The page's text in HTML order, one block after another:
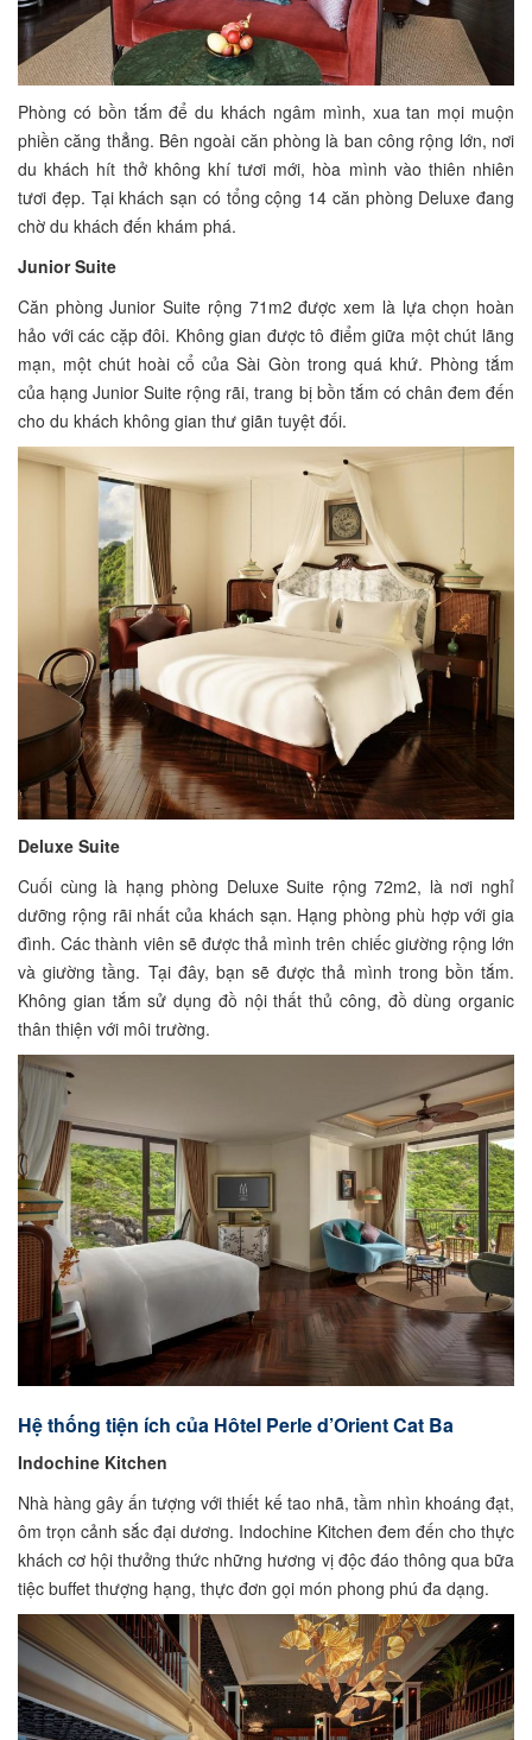
Phòng có bồn tắm để du khách ngâm mình, xua tan mọi muộn
phiền căng thẳng. Bên ngoài căn phòng là ban công rộng lớn, nơi
du khách hít thở không khí tươi mới, hòa mình vào thiên nhiên
tươi đẹp. Tại khách sạn có tổng cộng 14 căn phòng Deluxe đang
chờ du khách đến khám phá.
Junior Suite
Căn phòng Junior Suite rộng 71m2 được xem là lựa chọn hoàn
hảo với các cặp đôi. Không gian được tô điểm giữa một chút lãng
mạn, một chút hoài cổ của Sài Gòn trong quá khứ. Phòng tắm
của hạng Junior Suite rộng rãi, trang bị bồn tắm có chân đem đến
cho du khách không gian thư giãn tuyệt đối.
Deluxe Suite
Cuối cùng là hạng phòng Deluxe Suite rộng 72m2, là nơi nghỉ
dưỡng rộng rãi nhất của khách sạn. Hạng phòng phù hợp với gia
đình. Các thành viên sẽ được thả mình trên chiếc giường rộng lớn
và giường tầng. Tại đây, bạn sẽ được thả mình trong bồn tắm.
Không gian tắm sử dụng đồ nội thất thủ công, đồ dùng organic
thân thiện với môi trường.
Hệ thống tiện ích của Hôtel Perle d’Orient Cat Ba
Indochine Kitchen
Nhà hàng gây ấn tượng với thiết kế tao nhã, tầm nhìn khoáng đạt,
ôm trọn cảnh sắc đại dương. Indochine Kitchen đem đến cho thực
khách cơ hội thưởng thức những hương vị độc đáo thông qua bữa
tiệc buffet thượng hạng, thực đơn gọi món phong phú đa dạng.